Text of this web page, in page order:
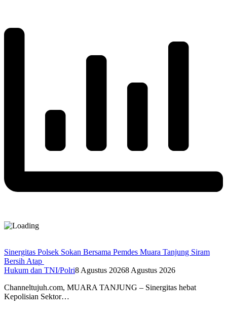
Sinergitas Polsek Sokan Bersama Pemdes Muara Tanjung Siram
Bersih Atap
Hukum dan TNI/Polri8 Agustus 20268 Agustus 2026
Channeltujuh.com, MUARA TANJUNG – Sinergitas hebat
Kepolisian Sektor…